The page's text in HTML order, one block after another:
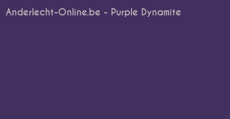
Anderlecht-Online.be - Purple Dynamite